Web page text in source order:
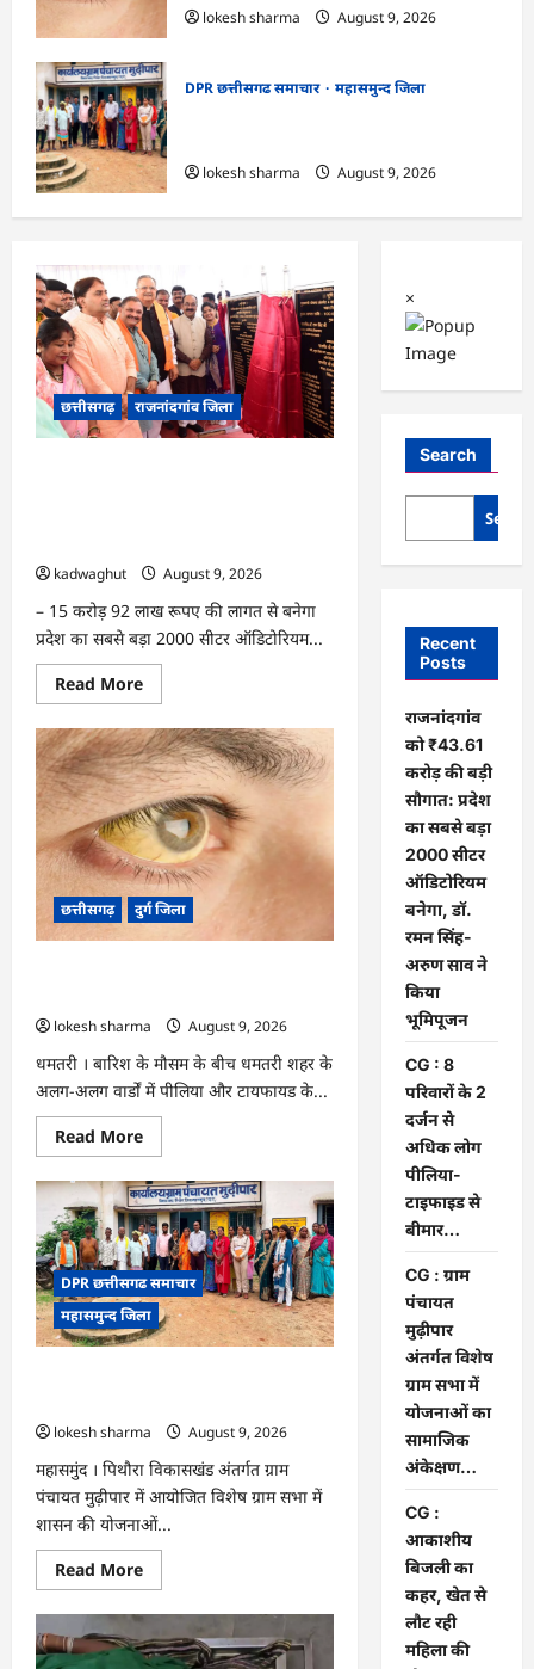
lokesh sharma
August 9, 2026
DPR छत्तीसगढ समाचार
महासमुन्द जिला
lokesh sharma
August 9, 2026
छत्तीसगढ़ राजनांदगांव जिला
kadwaghut
August 9, 2026
– 15 करोड़ 92 लाख रूपए की लागत से बनेगा
प्रदेश का सबसे बड़ा 2000 सीटर ऑडिटोरियम...
Read MoreRead
more
राजनांदगांव
को
₹43.61
करोड़
की
बड़ी
सौगात:
प्रदेश
का
सबसे
बड़ा
2000
सिंह-
अरुण
साव
ने
किया
भूमिपूजन
छत्तीसगढ़ दुर्ग जिला
lokesh sharma
August 9, 2026
धमतरी । बारिश के मौसम के बीच धमतरी शहर के
अलग-अलग वार्डों में पीलिया और टायफायड के...
Read MoreRead
more
CG
:
8
परिवारों
के
2
दर्जन
से
अधिक
लोग
पीलिया-
DPR छत्तीसगढ समाचार
महासमुन्द जिला
lokesh sharma
August 9, 2026
महासमुंद । पिथौरा विकासखंड अंतर्गत ग्राम
पंचायत मुढ़ीपार में आयोजित विशेष ग्राम सभा में
शासन की योजनाओं...
Read MoreRead
more
CG
ग्राम
×
Search
Recent
Posts
राजनांदगांव
को ₹43.61
करोड़ की बड़ी
सौगात: प्रदेश
का सबसे बड़ा
2000 सीटर
ऑडिटोरियम
बनेगा, डॉ.
रमन सिंह-
अरुण साव ने
किया
भूमिपूजन
CG : 8
परिवारों के 2
दर्जन से
अधिक लोग
पीलिया-
टाइफाइड से
बीमार…
CG : ग्राम
पंचायत
मुढ़ीपार
अंतर्गत विशेष
ग्राम सभा में
योजनाओं का
सामाजिक
अंकेक्षण…
CG :
आकाशीय
बिजली का
कहर, खेत से
लौट रही
महिला की